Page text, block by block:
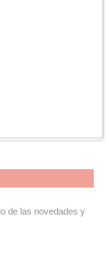
de las novedades y